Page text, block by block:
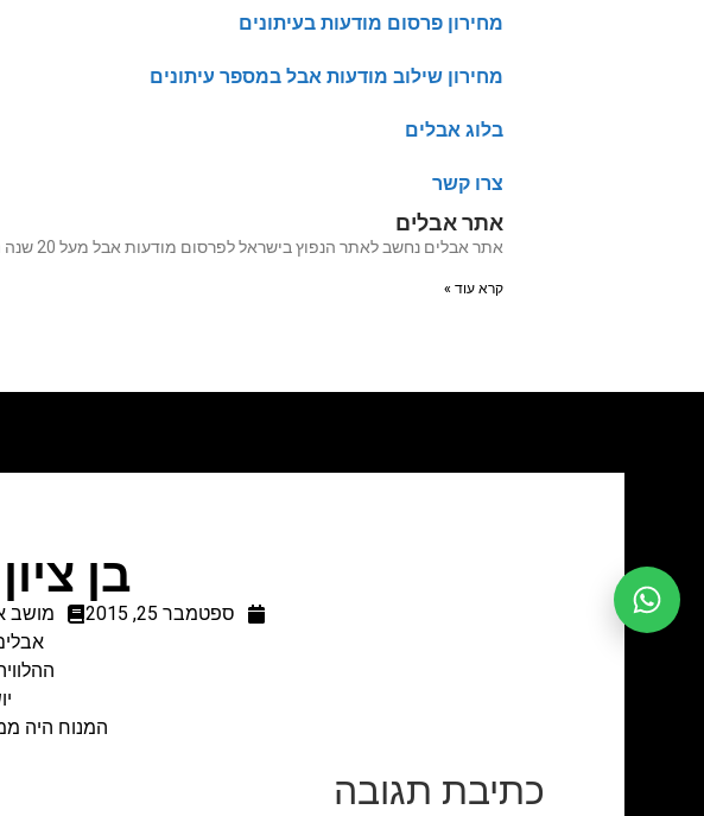
מחירון פרסום מודעות בעיתונים
מחירון שילוב מודעות אבל במספר עיתונים
בלוג אבלים
צרו קשר
אתר אבלים
אתר אבלים נחשב לאתר הנפוץ בישראל לפרסום מודעות אבל מעל 20 שנה האתר עבר לאחרונה שדרוג מערכות על מנת שכל
קרא עוד »
בן
ספטמבר 25, 2015 מושב
ההלוויה
המנוח היה
כתיבת תגובה